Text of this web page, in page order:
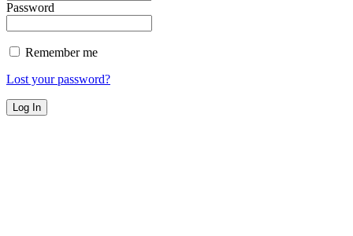
Password
Remember me
Lost your password?